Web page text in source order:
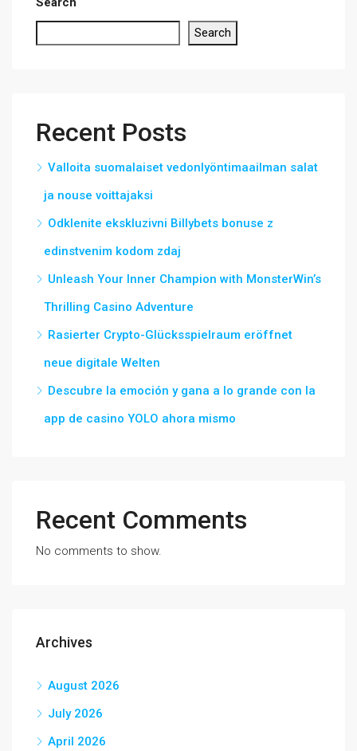
Search
Recent Posts
Valloita suomalaiset vedonlyöntimaailman salat
ja nouse voittajaksi
Odklenite ekskluzivni Billybets bonuse z
edinstvenim kodom zdaj
Unleash Your Inner Champion with MonsterWin’s
Thrilling Casino Adventure
Rasierter Crypto-Glücksspielraum eröffnet
neue digitale Welten
Descubre la emoción y gana a lo grande con la
app de casino YOLO ahora mismo
Recent Comments
No comments to show.
Archives
August 2026
July 2026
April 2026